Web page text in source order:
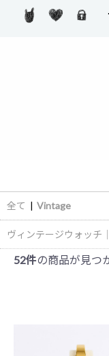
全て | Vintage
ヴィンテージウォッチ
52件の商品が見つ